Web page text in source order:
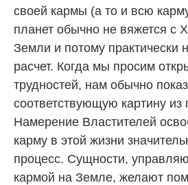
своей кармы (а то и всю
планет обычно не вяжется с
Земли и потому практически
расчет. Когда мы просим
трудностей, нам обычно
соответствующую картину
Намерение Властителей
карму в этой жизни
процесс. Сущности,
кармой на Земле, желают